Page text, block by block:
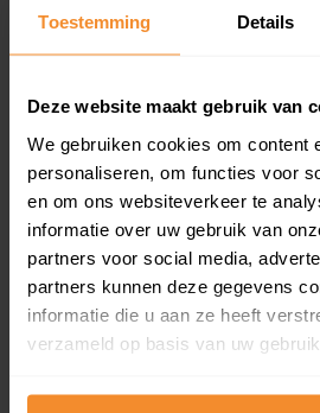
Toestemming Details
Deze website maakt gebruik van
We gebruiken cookies om content
personaliseren, om functies voor
en om ons websiteverkeer te
informatie over uw gebruik van
partners voor social media,
partners kunnen deze gegevens
informatie die u aan ze heeft
verzameld op basis van uw
T/m 1945
1946 - 1980
1981 - 2007
2008 of later